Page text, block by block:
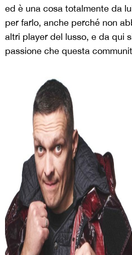
ed è una cosa totalmente da
per farlo, anche perché non
altri player del lusso, e da qui
passione che questa